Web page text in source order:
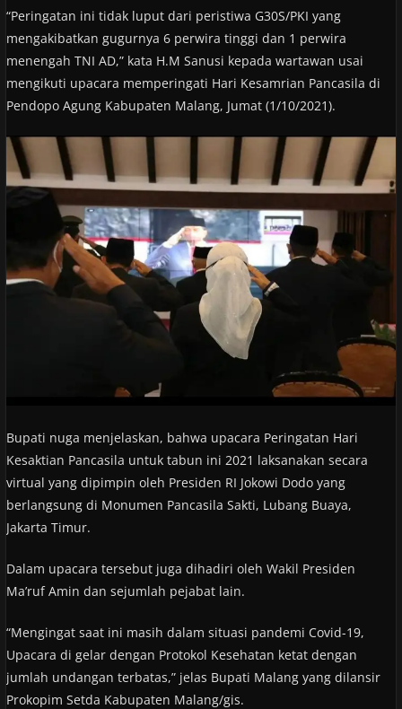
“Peringatan ini tidak luput dari peristiwa G30S/PKI yang
mengakibatkan gugurnya 6 perwira tinggi dan 1 perwira
menengah TNI AD,” kata H.M Sanusi kepada wartawan usai
mengikuti upacara memperingati Hari Kesamrian Pancasila di
Pendopo Agung Kabupaten Malang, Jumat (1/10/2021).
Bupati nuga menjelaskan, bahwa upacara Peringatan Hari
Kesaktian Pancasila untuk tabun ini 2021 laksanakan secara
virtual yang dipimpin oleh Presiden RI Jokowi Dodo yang
berlangsung di Monumen Pancasila Sakti, Lubang Buaya,
Jakarta Timur.
Dalam upacara tersebut juga dihadiri oleh Wakil Presiden
Ma’ruf Amin dan sejumlah pejabat lain.
“Mengingat saat ini masih dalam situasi pandemi Covid-19,
Upacara di gelar dengan Protokol Kesehatan ketat dengan
jumlah undangan terbatas,” jelas Bupati Malang yang dilansir
Prokopim Setda Kabupaten Malang/gis.